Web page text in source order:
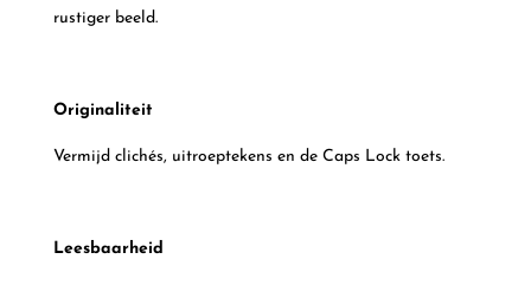
rustiger beeld.
Originaliteit
Vermijd clichés, uitroeptekens en de Caps Lock toets.
Leesbaarheid